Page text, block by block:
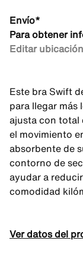
Envío*
Para obtener
Editar ubicación
Este bra Swift
para llegar más
ajusta con total
el movimiento
absorbente de
contorno de
ayudar a
comodidad
Ver datos del